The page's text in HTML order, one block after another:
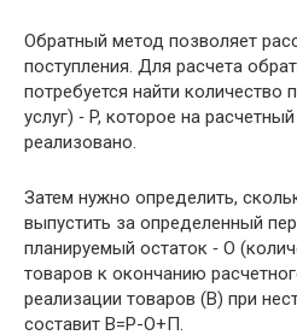
Обратный метод позволяет
поступления. Для расчета
потребуется найти количество
услуг) ‑ P, которое на
реализовано.
Затем нужно определить,
выпустить за определенный
планируемый остаток ‑ О
товаров к окончанию
реализации товаров (В) при
составит В=Р-О+П.